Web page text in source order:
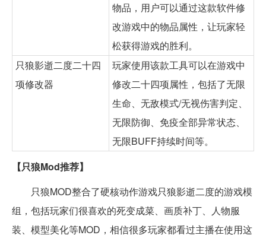
物品，用户可以通过这款软件修
改游戏中的物品属性，让玩家轻
松获得游戏的胜利。
只狼影逝二度二十四
项修改器
玩家使用该款工具可以在游戏中
修改二十四项属性，包括了无限
生命、无敌模式/无视伤害判定、
无限防御、免疫全部异常状态、
无限BUFF持续时间等。
【只狼Mod推荐】
只狼MOD整合了硬核动作游戏只狼影逝二度的游戏模
组，包括玩家们很喜欢的死变成菜、画质补丁、人物服
装、模型美化等MOD，相信很多玩家都看过主播在使用这